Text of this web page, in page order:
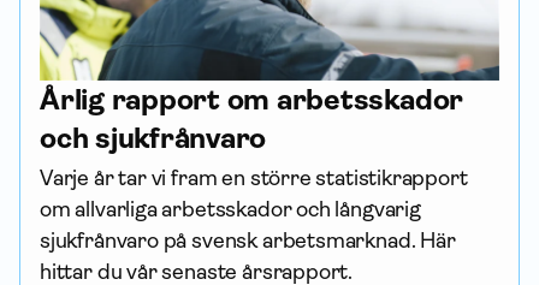
Årlig rapport om arbets­skador
och sjukfrånvaro
Varje år tar vi fram en större statistik­rapport
om allvarliga arbets­skador och långvarig
sjukfrånvaro på svensk arbets­marknad. Här
hittar du vår senaste årsrapport.